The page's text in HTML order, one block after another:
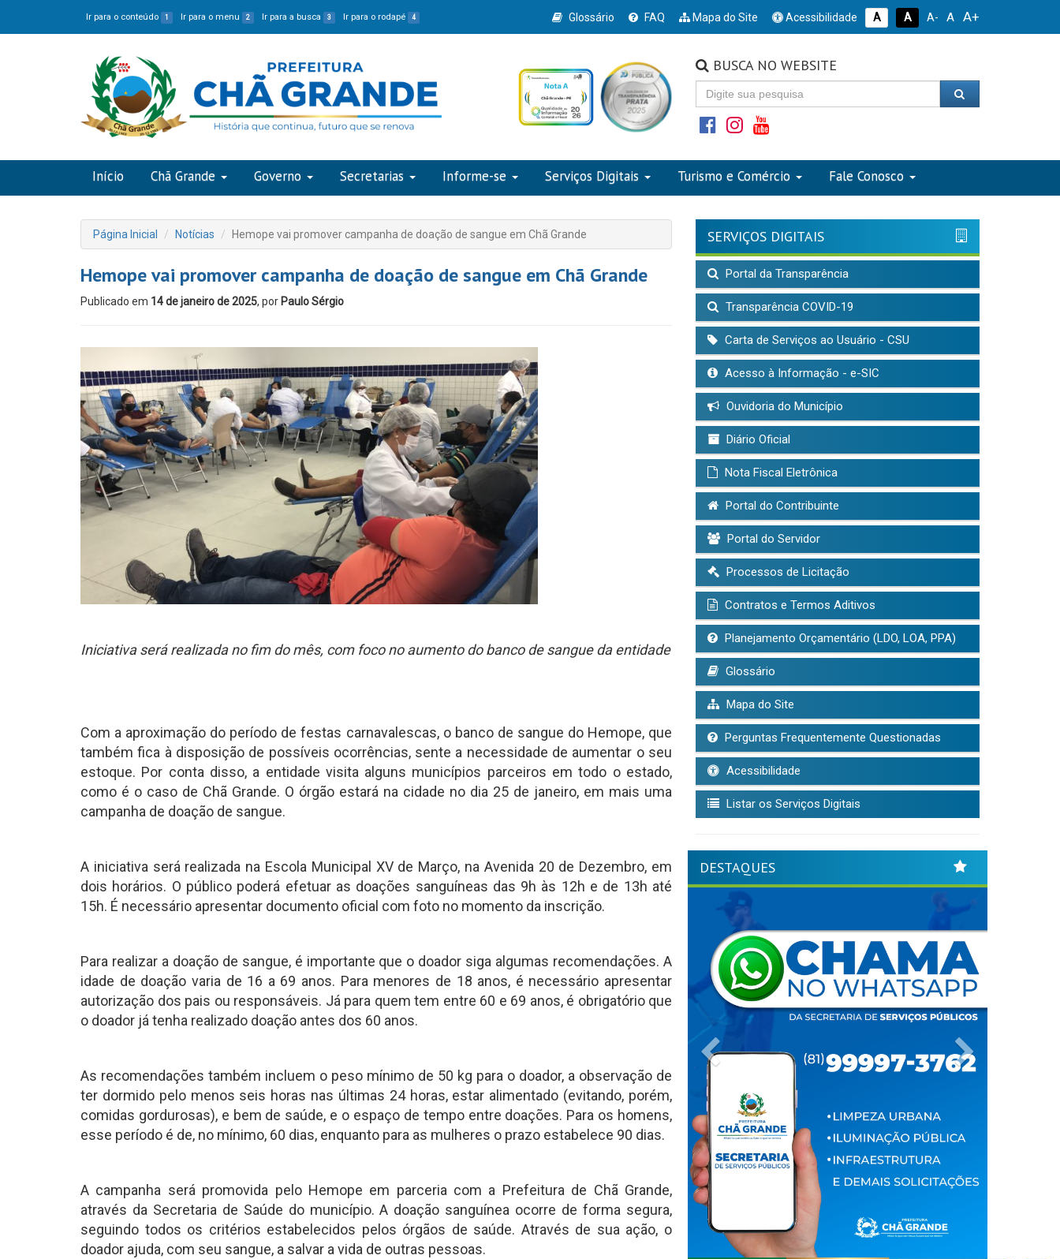
Ir para o conteúdo 1 Ir para o menu 2 Ir para a busca 3 Ir para o rodapé 4 Glossário FAQ Mapa do Site Acessibilidade A A A- A A+
BUSCA NO WEBSITE
Início Chã Grande Governo Secretarias Informe-se Serviços Digitais Turismo e Comércio Fale Conosco
Página Inicial Notícias Hemope vai promover campanha de doação de sangue em Chã Grande
Hemope vai promover campanha de doação de sangue em Chã Grande
Publicado em 14 de janeiro de 2025, por Paulo Sérgio
Iniciativa será realizada no fim do mês, com foco no aumento do banco de sangue da entidade
Com a aproximação do período de festas carnavalescas, o banco de sangue do Hemope, que
também fica à disposição de possíveis ocorrências, sente a necessidade de aumentar o seu
estoque. Por conta disso, a entidade visita alguns municípios parceiros em todo o estado,
como é o caso de Chã Grande. O órgão estará na cidade no dia 25 de janeiro, em mais uma
campanha de doação de sangue.
A iniciativa será realizada na Escola Municipal XV de Março, na Avenida 20 de Dezembro, em
dois horários. O público poderá efetuar as doações sanguíneas das 9h às 12h e de 13h até
15h. É necessário apresentar documento oficial com foto no momento da inscrição.
Para realizar a doação de sangue, é importante que o doador siga algumas recomendações. A
idade de doação varia de 16 a 69 anos. Para menores de 18 anos, é necessário apresentar
autorização dos pais ou responsáveis. Já para quem tem entre 60 e 69 anos, é obrigatório que
o doador já tenha realizado doação antes dos 60 anos.
As recomendações também incluem o peso mínimo de 50 kg para o doador, a observação de
ter dormido pelo menos seis horas nas últimas 24 horas, estar alimentado (evitando, porém,
comidas gordurosas), e bem de saúde, e o espaço de tempo entre doações. Para os homens,
esse período é de, no mínimo, 60 dias, enquanto para as mulheres o prazo estabelece 90 dias.
A campanha será promovida pelo Hemope em parceria com a Prefeitura de Chã Grande,
através da Secretaria de Saúde do município. A doação sanguínea ocorre de forma segura,
seguindo todos os critérios estabelecidos pelos órgãos de saúde. Através de sua ação, o
doador ajuda, com seu sangue, a salvar a vida de outras pessoas.
SERVIÇOS DIGITAIS
Portal da Transparência
Transparência COVID-19
Carta de Serviços ao Usuário - CSU
Acesso à Informação - e-SIC
Ouvidoria do Município
Diário Oficial
Nota Fiscal Eletrônica
Portal do Contribuinte
Portal do Servidor
Processos de Licitação
Contratos e Termos Aditivos
Planejamento Orçamentário (LDO, LOA, PPA)
Glossário
Mapa do Site
Perguntas Frequentemente Questionadas
Acessibilidade
Listar os Serviços Digitais
DESTAQUES
Previous